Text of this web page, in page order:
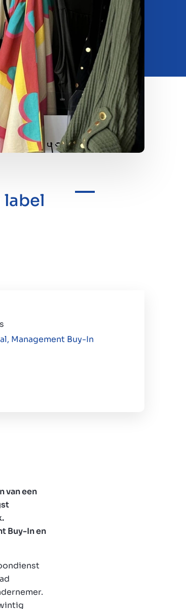
label
Management Buy-In
van een
Buy-In en